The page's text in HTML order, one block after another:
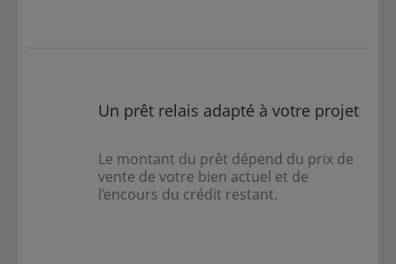
Un prêt relais adapté à votre projet
Le montant du prêt dépend du prix de
vente de votre bien actuel et de
l’encours du crédit restant.